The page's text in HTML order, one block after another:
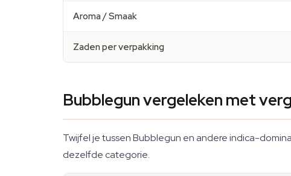
Aroma / Smaak
Zaden per verpakking
Bubblegun vergeleken met
Twijfel je tussen Bubblegun en andere indica-
dezelfde categorie.